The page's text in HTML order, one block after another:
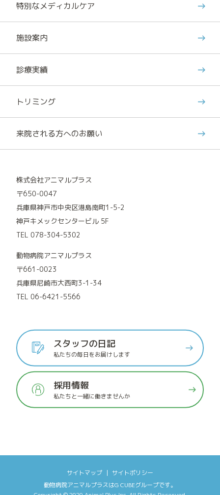
特別なメディカルケア
施設案内
診療実績
トリミング
来院される方へのお願い
株式会社アニマルプラス
〒650-0047
兵庫県神戸市中央区港島南町1-5-2
神戸キメックセンタービル 5F
TEL 078-304-5302
動物病院アニマルプラス
〒661-0023
兵庫県尼崎市大西町3-1-34
TEL 06-6421-5566
スタッフの日記
私たちの毎日をお届けします
採用情報
私たちと一緒に働きませんか
サイトマップ
サイトポリシー
動物病院アニマルプラスはG CUBEグループです。